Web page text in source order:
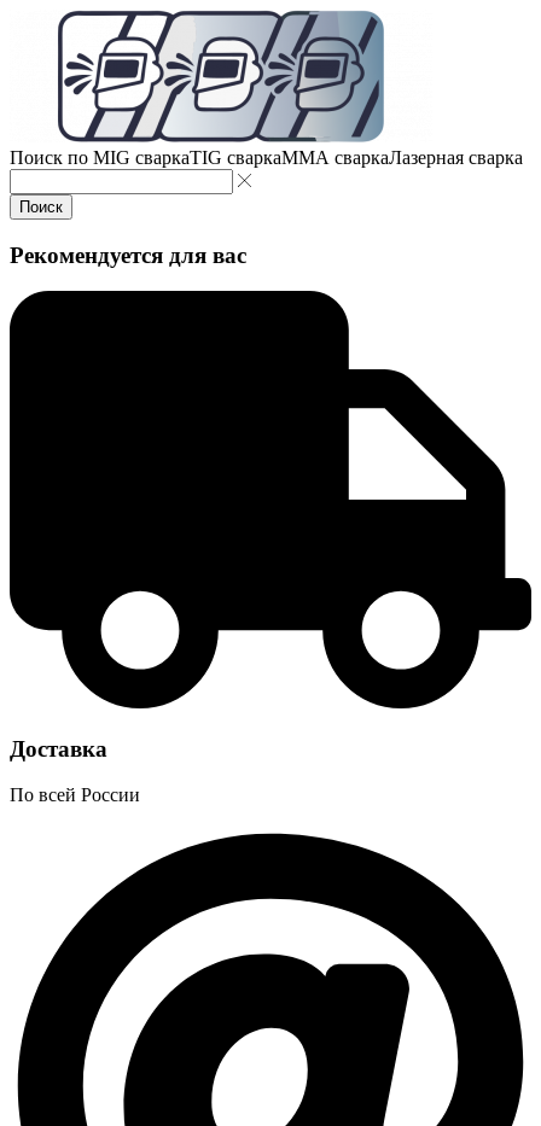
Поиск по MIG сваркаTIG сваркаMMA сваркаЛазерная сварка
Поиск
Рекомендуется для вас
Доставка
По всей России